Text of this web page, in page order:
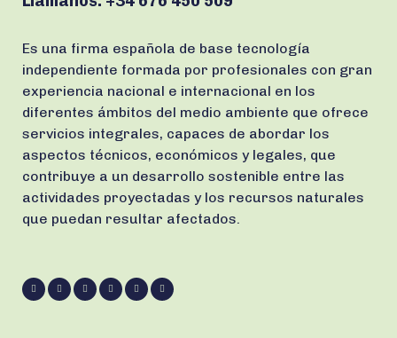
Es una firma española de base tecnología
independiente formada por profesionales con gran
experiencia nacional e internacional en los
diferentes ámbitos del medio ambiente que ofrece
servicios integrales, capaces de abordar los
aspectos técnicos, económicos y legales, que
contribuye a un desarrollo sostenible entre las
actividades proyectadas y los recursos naturales
que puedan resultar afectados.